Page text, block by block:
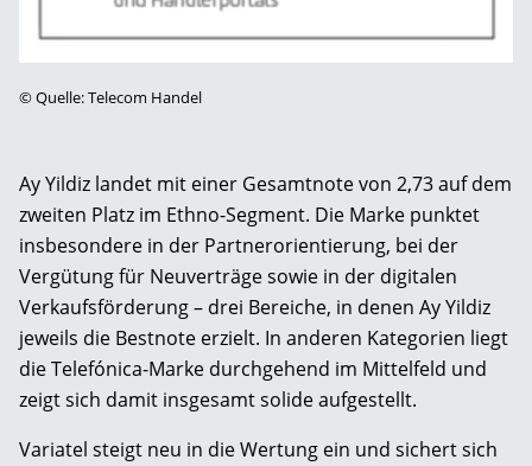
©Quelle: Telecom Handel
Ay Yildiz landet mit einer Gesamtnote von 2,73 auf dem
zweiten Platz im Ethno-Segment. Die Marke punktet
insbesondere in der Partnerorientierung, bei der
Vergütung für Neuverträge sowie in der digitalen
Verkaufsförderung – drei Bereiche, in denen Ay Yildiz
jeweils die Bestnote erzielt. In anderen Kategorien liegt
die Telefónica-Marke durchgehend im Mittelfeld und
zeigt sich damit insgesamt solide aufgestellt.
Variatel steigt neu in die Wertung ein und sichert sich